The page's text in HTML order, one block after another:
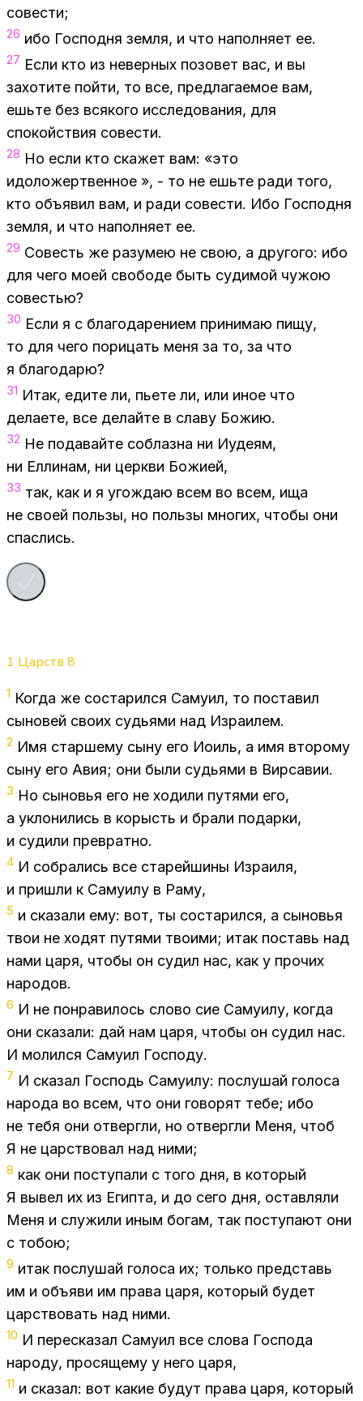
со­ве­сти;
26 ибо Гос­под­ня зем­ля, и что на­пол­ня­ет ее.
27 Если кто из невер­ных по­зо­вет вас, и вы
за­хо­ти­те пой­ти, то все, пред­ла­га­е­мое вам,
ешь­те без вся­ко­го ис­сле­до­ва­ния, для
спо­кой­ствия со­ве­сти.
28 Но если кто ска­жет вам: «это
идо­ло­жерт­вен­ное », - то не ешь­те ради того,
кто объ­явил вам, и ради со­ве­сти. Ибо Гос­под­ня
зем­ля, и что на­пол­ня­ет ее.
29 Со­весть же ра­зу­мею не свою, а дру­го­го: ибо
для чего моей сво­бо­де быть су­ди­мой чу­жою
со­ве­стью?
30 Если я с бла­го­да­ре­ни­ем при­ни­маю пищу,
то для чего по­ри­цать меня за то, за что
я бла­го­да­рю?
31 Итак, еди­те ли, пье­те ли, или иное что
де­ла­е­те, все де­лай­те в сла­ву Бо­жию.
32 Не по­да­вай­те со­блаз­на ни Иуде­ям,
ни Ел­ли­нам, ни церк­ви Бо­жи­ей,
33 так, как и я уго­ждаю всем во всем, ища
не сво­ей поль­зы, но поль­зы мно­гих, что­бы они
спас­лись.
1 Царств 8
1 Ко­гда же со­ста­рил­ся Са­му­ил, то по­ста­вил
сы­но­вей сво­их су­дья­ми над Из­ра­и­лем.
2 Имя стар­ше­му сыну его Ио­иль, а имя вто­ро­му
сыну его Авия; они были су­дья­ми в Вир­са­вии.
3 Но сы­но­вья его не хо­ди­ли пу­тя­ми его,
а укло­ни­лись в ко­рысть и бра­ли по­дар­ки,
и су­ди­ли пре­врат­но.
4 И со­бра­лись все ста­рей­ши­ны Из­ра­и­ля,
и при­шли к Са­му­и­лу в Раму,
5 и ска­за­ли ему: вот, ты со­ста­рил­ся, а сы­но­вья
твои не хо­дят пу­тя­ми тво­и­ми; итак по­ставь над
нами царя, что­бы он су­дил нас, как у про­чих
на­ро­дов.
6 И не по­нра­ви­лось сло­во сие Са­му­и­лу, ко­гда
они ска­за­ли: дай нам царя, что­бы он су­дил нас.
И мо­лил­ся Са­му­ил Гос­по­ду.
7 И ска­зал Гос­подь Са­му­и­лу: по­слу­шай го­ло­са
на­ро­да во всем, что они го­во­рят тебе; ибо
не тебя они от­верг­ли, но от­верг­ли Меня, чтоб
Я не цар­ство­вал над ними;
8 как они по­сту­па­ли с того дня, в ко­то­рый
Я вы­вел их из Егип­та, и до сего дня, остав­ля­ли
Меня и слу­жи­ли иным бо­гам, так по­сту­па­ют они
с то­бою;
9 итак по­слу­шай го­ло­са их; толь­ко пред­ставь
им и объ­яви им пра­ва царя, ко­то­рый бу­дет
цар­ство­вать над ними.
10 И пе­ре­ска­зал Са­му­ил все сло­ва Гос­по­да
на­ро­ду, про­ся­ще­му у него царя,
11 и ска­зал: вот ка­кие бу­дут пра­ва царя, ко­то­рый